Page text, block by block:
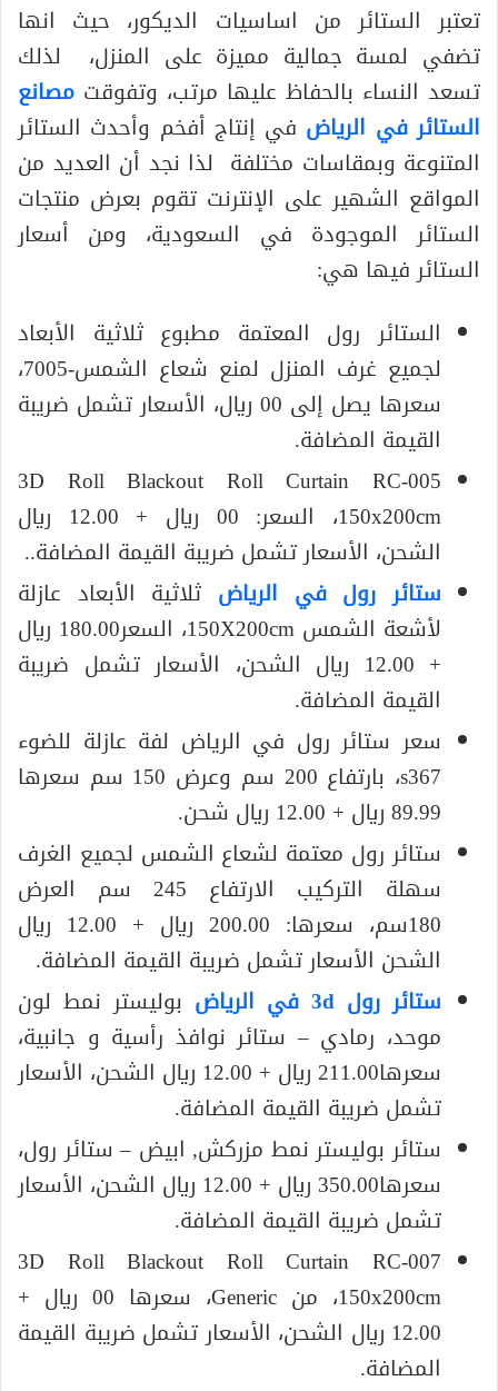
تعتبر الستائر من اساسيات الديكور، حيث انها
تضفي لمسة جمالية مميزة على المنزل، لذلك
تسعد النساء بالحفاظ عليها مرتب، وتفوقت مصانع
الستائر في الرياض في إنتاج أفخم وأحدث الستائر
المتنوعة وبمقاسات مختلفة لذا نجد أن العديد من
المواقع الشهير على الإنترنت تقوم بعرض منتجات
الستائر الموجودة في السعودية، ومن أسعار
الستائر فيها هي:
الستائر رول المعتمة مطبوع ثلاثية الأبعاد
لجميع غرف المنزل لمنع شعاع الشمس-7005،
سعرها يصل إلى ‎‎00‏ ريال، الأسعار تشمل ضريبة
القيمة المضافة.
3D Roll Blackout Roll Curtain RC-005
150x200cm، السعر: 00 ريال + 12.00 ريال
الشحن، الأسعار تشمل ضريبة القيمة المضافة..
ستائر رول في الرياض ثلاثية الأبعاد عازلة
لأشعة الشمس 150X200cm، السعر180.00 ريال
+ 12.00 ريال الشحن، الأسعار تشمل ضريبة
القيمة المضافة.
سعر ستائر رول في الرياض لفة عازلة للضوء
s367، بارتفاع 200 سم وعرض 150 سم سعرها
89.99 ريال + 12.00 ريال شحن.
ستائر رول معتمة لشعاع الشمس لجميع الغرف
سهلة التركيب الارتفاع 245 سم العرض
180سم، سعرها: 200.00 ريال + 12.00 ريال
الشحن الأسعار تشمل ضريبة القيمة المضافة.
ستائر رول 3 d في الرياض بوليستر نمط لون
موحد، رمادي – ستائر نوافذ رأسية و جانبية،
سعرها211.00 ريال + 12.00 ريال الشحن، الأسعار
تشمل ضريبة القيمة المضافة.
ستائر بوليستر نمط مزركش, ابيض – ستائر رول،
سعرها350.00 ريال + 12.00 ريال الشحن، الأسعار
تشمل ضريبة القيمة المضافة.
3D Roll Blackout Roll Curtain RC-007
150x200cm، من Generic، سعرها 00 ريال +
12.00 ريال الشحن، الأسعار تشمل ضريبة القيمة
المضافة.